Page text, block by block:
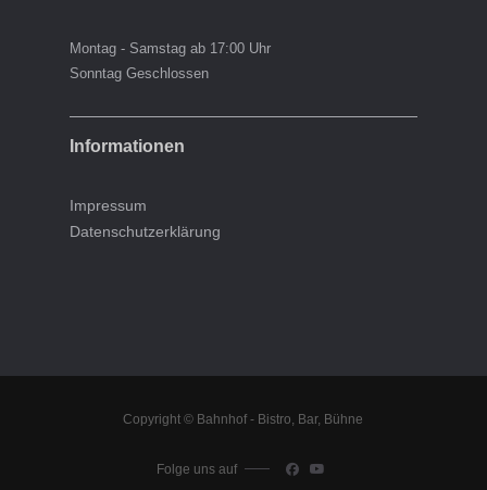
Montag - Samstag ab 17:00 Uhr
Sonntag Geschlossen
Informationen
Impressum
Datenschutzerklärung
Copyright © Bahnhof - Bistro, Bar, Bühne
Folge uns auf